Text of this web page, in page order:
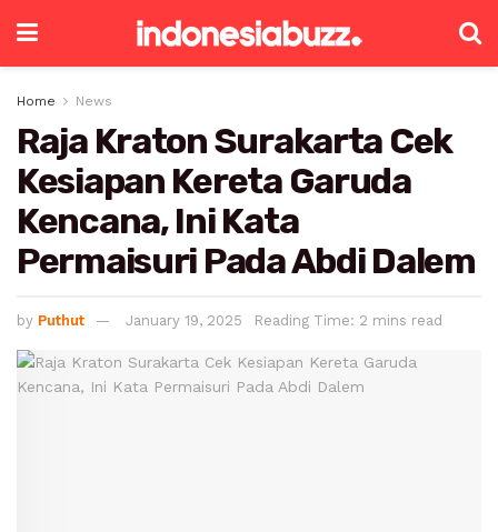
Home News
Raja Kraton Surakarta Cek
Kesiapan Kereta Garuda
Kencana, Ini Kata
Permaisuri Pada Abdi Dalem
by Puthut January 19, 2025 Reading Time: 2 mins read